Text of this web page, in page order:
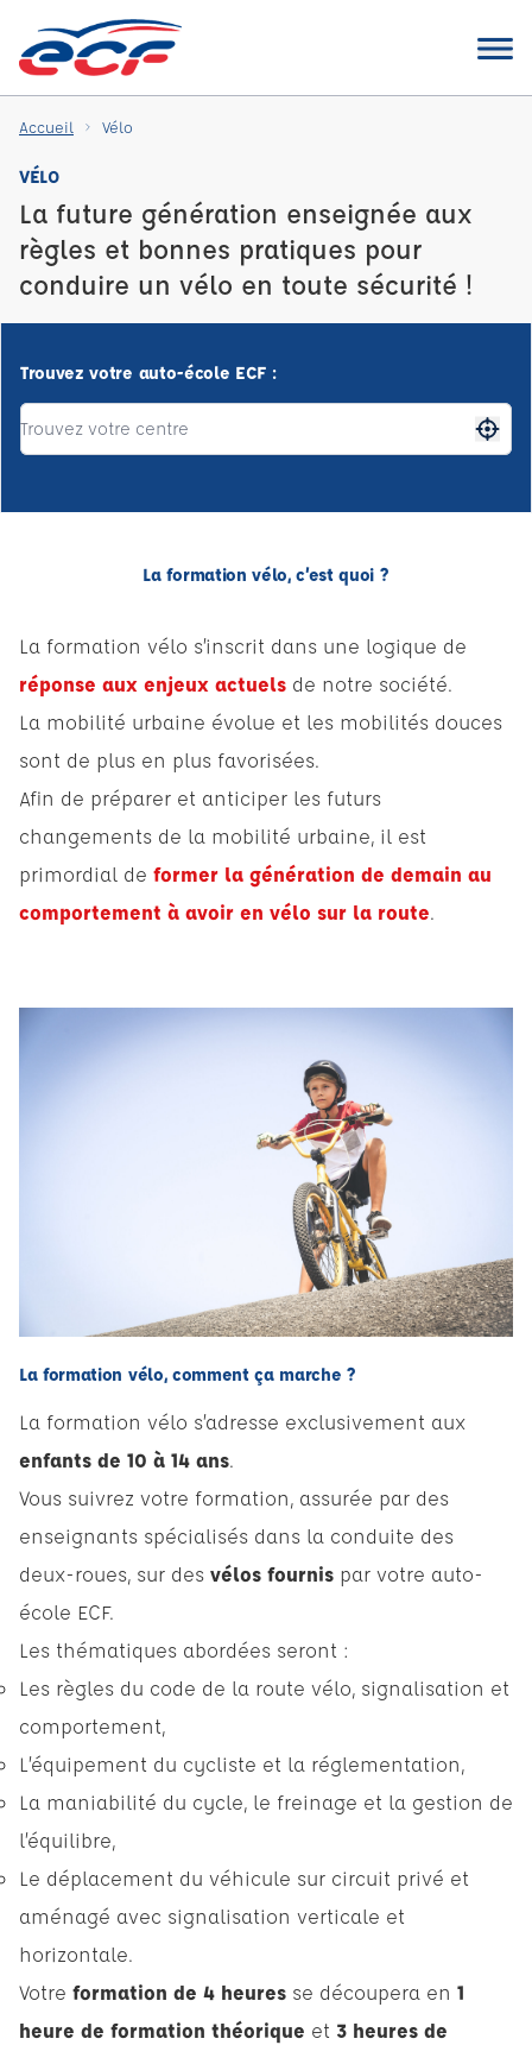
Accueil Vélo
VÉLO
La future génération enseignée aux
règles et bonnes pratiques pour
conduire un vélo en toute sécurité !
Trouvez votre auto-école ECF :
Me
La formation vélo, c’est quoi ?
La formation vélo s’inscrit dans une logique de
réponse aux enjeux actuels de notre société.
La mobilité urbaine évolue et les mobilités douces
sont de plus en plus favorisées.
Afin de préparer et anticiper les futurs
changements de la mobilité urbaine, il est
primordial de former la génération de demain au
comportement à avoir en vélo sur la route.
La formation vélo, comment ça marche ?
La formation vélo s’adresse exclusivement aux
enfants de 10 à 14 ans.
Vous suivrez votre formation, assurée par des
enseignants spécialisés dans la conduite des
deux-roues, sur des vélos fournis par votre auto-
école ECF.
Les thématiques abordées seront :
Les règles du code de la route vélo, signalisation et
comportement,
L’équipement du cycliste et la réglementation,
La maniabilité du cycle, le freinage et la gestion de
l’équilibre,
Le déplacement du véhicule sur circuit privé et
aménagé avec signalisation verticale et
horizontale.
Votre formation de 4 heures se découpera en 1
heure de formation théorique et 3 heures de